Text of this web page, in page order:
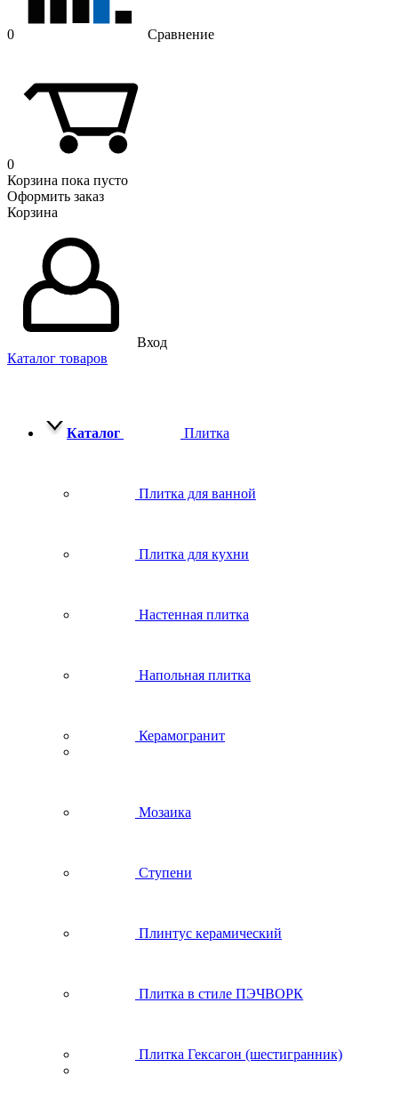
0 Сравнение
0
Корзина пока пусто
Оформить заказ
Корзина
Вход
Каталог товаров
Каталог Плитка
Плитка для ванной
Плитка для кухни
Настенная плитка
Напольная плитка
Керамогранит
Мозаика
Ступени
Плинтус керамический
Плитка в стиле ПЭЧВОРК
Плитка Гексагон (шестигранник)